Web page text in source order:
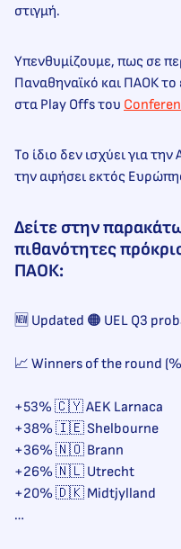
στιγμή.
Υπενθυμίζουμε, πως σε
Παναθηναϊκό και ΠΑΟΚ το
στα Play Offs του
Το ίδιο δεν ισχύει για
την αφήσει εκτός
Δείτε στην
πιθανότητες
ΠΑΟΚ:
🆕 Updated 🟠 UEL Q3
📈 Winners of the round
+53% 🇨🇾 AEK Larnaca
+38% 🇮🇪 Shelbourne
+36% 🇳🇴 Brann
+26% 🇳🇱 Utrecht
+20% 🇩🇰 Midtjylland
…